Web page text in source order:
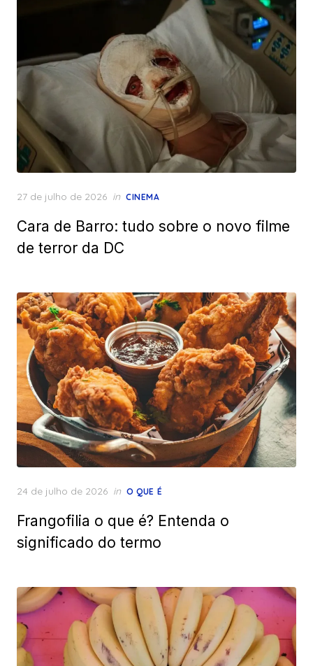
Posted
27 de julho de 2026 in CINEMA
Cara de Barro: tudo sobre o novo filme
de terror da DC
Posted
24 de julho de 2026 in O QUE É
Frangofilia o que é? Entenda o
significado do termo